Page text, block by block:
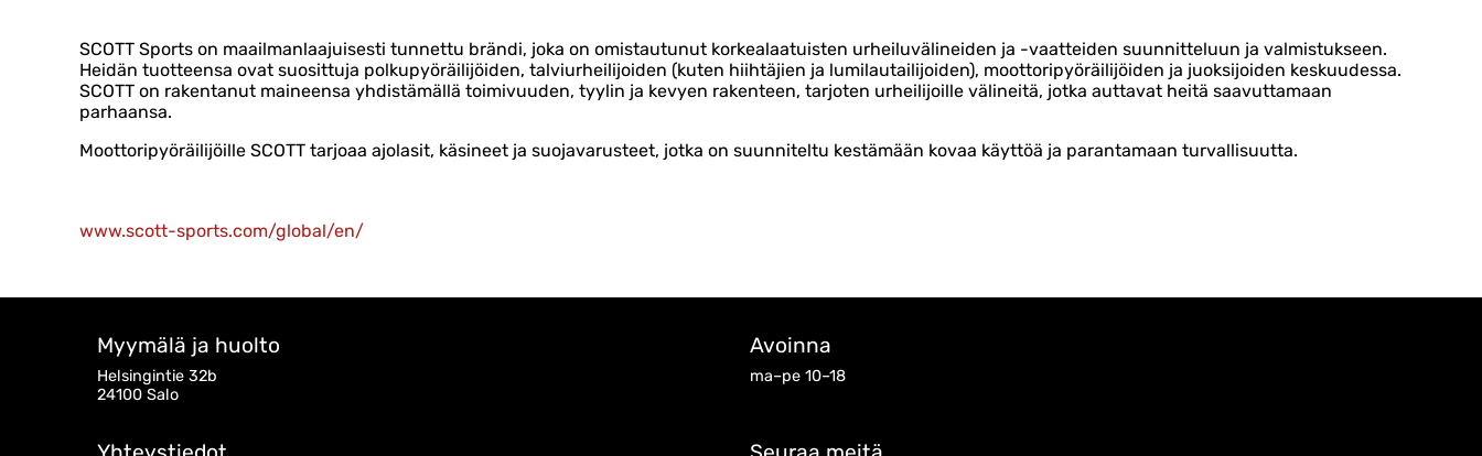
SCOTT Sports on maailmanlaajuisesti tunnettu brändi, joka on omistautunut korkealaatuisten urheiluvälineiden ja -vaatteiden suunnitteluun ja valmistukseen.
Heidän tuotteensa ovat suosittuja polkupyöräilijöiden, talviurheilijoiden (kuten hiihtäjien ja lumilautailijoiden), moottoripyöräilijöiden ja juoksijoiden keskuudessa.
SCOTT on rakentanut maineensa yhdistämällä toimivuuden, tyylin ja kevyen rakenteen, tarjoten urheilijoille välineitä, jotka auttavat heitä saavuttamaan
parhaansa.
Moottoripyöräilijöille SCOTT tarjoaa ajolasit, käsineet ja suojavarusteet, jotka on suunniteltu kestämään kovaa käyttöä ja parantamaan turvallisuutta.
www.scott-sports.com/global/en/
Myymälä ja huolto
Helsingintie 32b
24100 Salo
Avoinna
ma–pe 10–18